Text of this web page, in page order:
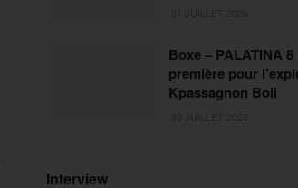
Boxe – PALATINA
première pour
Kpassagnon Boli
Interview